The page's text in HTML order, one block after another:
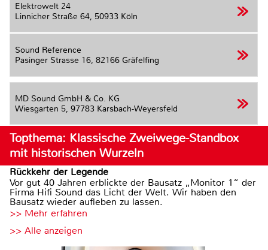
Elektrowelt 24
Linnicher Straße 64, 50933 Köln
Sound Reference
Pasinger Strasse 16, 82166 Gräfelfing
MD Sound GmbH & Co. KG
Wiesgarten 5, 97783 Karsbach-Weyersfeld
Topthema: Klassische Zweiwege-Standbox
mit historischen Wurzeln
Rückkehr der Legende
Vor gut 40 Jahren erblickte der Bausatz „Monitor 1“ der
Firma Hifi Sound das Licht der Welt. Wir haben den
Bausatz wieder aufleben zu lassen.
>> Mehr erfahren
>> Alle anzeigen